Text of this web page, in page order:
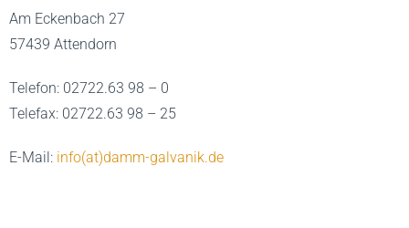
Am Eckenbach 27
57439 Attendorn
Telefon: 02722.63 98 – 0
Telefax: 02722.63 98 – 25
E-Mail: info(at)damm-galvanik.de